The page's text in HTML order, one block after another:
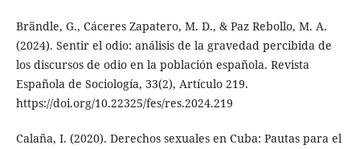
Brändle, G., Cáceres Zapatero, M. D., & Paz Rebollo, M. A.
(2024). Sentir el odio: análisis de la gravedad percibida de
los discursos de odio en la población española. Revista
Española de Sociología, 33(2), Artículo 219.
https://doi.org/10.22325/fes/res.2024.219
Calaña, I. (2020). Derechos sexuales en Cuba: Pautas para el